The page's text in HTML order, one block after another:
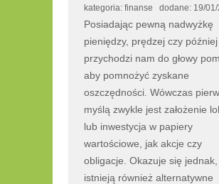
kategoria: finanse dodane: 19/
Posiadając pewną nadwyżkę
pieniędzy, prędzej czy później
przychodzi nam do głowy
aby pomnożyć zyskane
oszczędności. Wówczas
myślą zwykle jest założenie
lub inwestycja w papiery
wartościowe, jak akcje czy
obligacje. Okazuje się jednak,
istnieją również alternatywne